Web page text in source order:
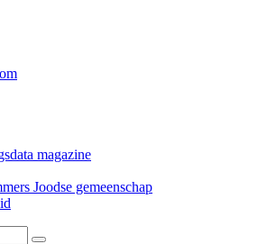
magazine
Joodse gemeenschap